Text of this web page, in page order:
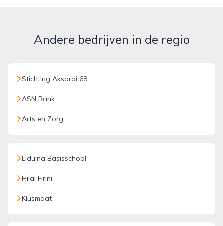
Andere bedrijven in de regio
Stichting Aksarai 68
ASN Bank
Arts en Zorg
Liduina Basisschool
Hilal Firini
Klusmaat